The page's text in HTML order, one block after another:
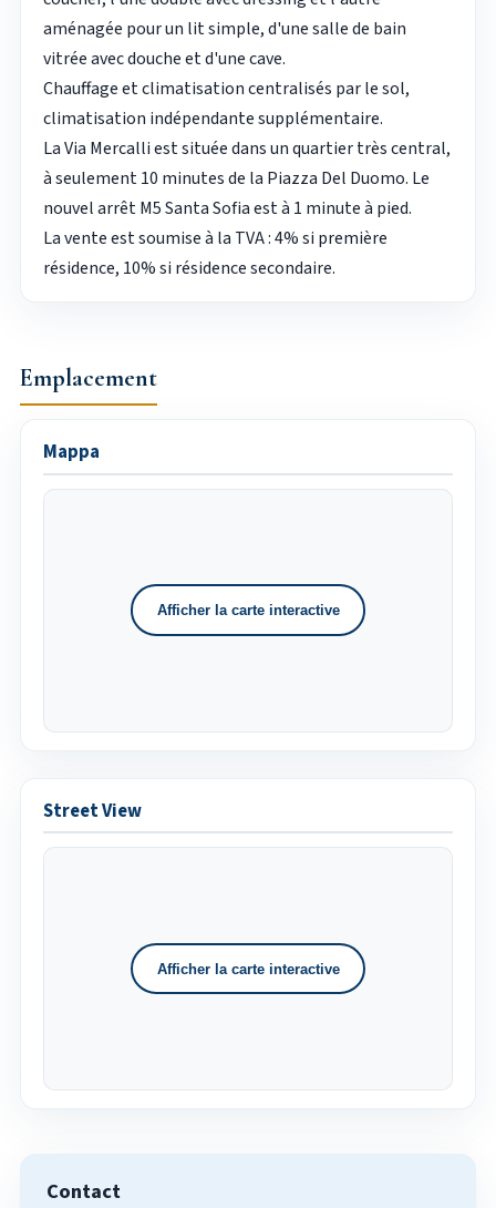
aménagée pour un lit simple, d'une salle de bain
vitrée avec douche et d'une cave.
Chauffage et climatisation centralisés par le sol,
climatisation indépendante supplémentaire.
La Via Mercalli est située dans un quartier très central,
à seulement 10 minutes de la Piazza Del Duomo. Le
nouvel arrêt M5 Santa Sofia est à 1 minute à pied.
La vente est soumise à la TVA : 4% si première
résidence, 10% si résidence secondaire.
Emplacement
Mappa
Afficher la carte interactive
Street View
Afficher la carte interactive
Contact